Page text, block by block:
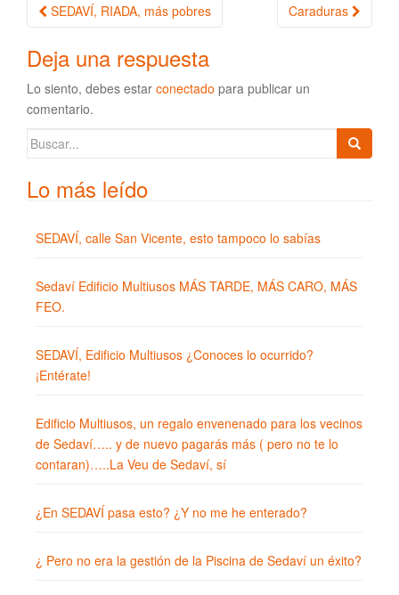
Navegación de la entrada
SEDAVÍ, RIADA, más pobres Caraduras
Deja una respuesta
Lo siento, debes estar conectado para publicar un
comentario.
Buscar:
Lo más leído
SEDAVÍ, calle San Vicente, esto tampoco lo sabías
Sedaví Edificio Multiusos MÁS TARDE, MÁS CARO, MÁS
FEO.
SEDAVÍ, Edificio Multiusos ¿Conoces lo ocurrido?
¡Entérate!
Edificio Multiusos, un regalo envenenado para los vecinos
de Sedaví….. y de nuevo pagarás más ( pero no te lo
contaran)…..La Veu de Sedaví, sí
¿En SEDAVÍ pasa esto? ¿Y no me he enterado?
¿ Pero no era la gestión de la Piscina de Sedaví un éxito?